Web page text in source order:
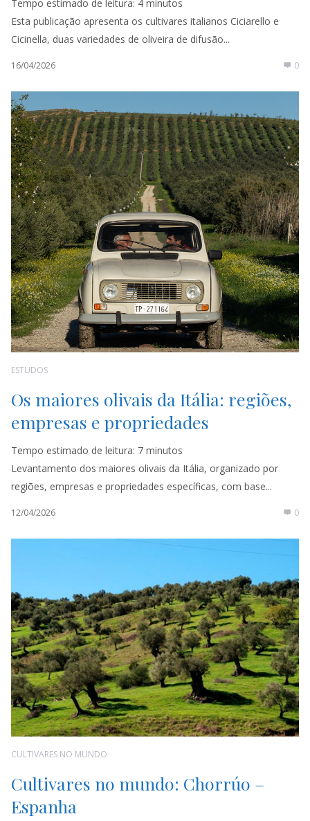
Tempo estimado de leitura: 4 minutos
Esta publicação apresenta os cultivares italianos Ciciarello e
Cicinella, duas variedades de oliveira de difusão...
16/04/2026 0
ESTUDOS
Os maiores olivais da Itália: regiões,
empresas e propriedades
Tempo estimado de leitura: 7 minutos
Levantamento dos maiores olivais da Itália, organizado por
regiões, empresas e propriedades específicas, com base...
12/04/2026 0
CULTIVARES NO MUNDO
Cultivares no mundo: Chorrúo –
Espanha